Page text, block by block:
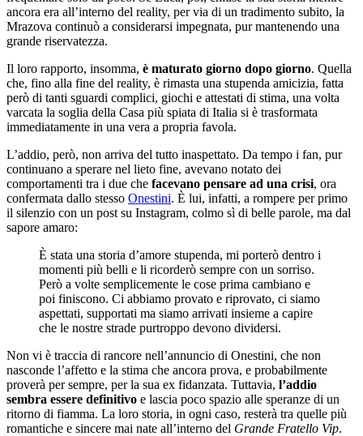
ancora era all’interno del reality, per via di un tradimento subito, la
Mrazova continuò a considerarsi impegnata, pur mantenendo una
grande riservatezza.
Il loro rapporto, insomma, è maturato giorno dopo giorno. Quella
che, fino alla fine del reality, è rimasta una stupenda amicizia, fatta
però di tanti sguardi complici, giochi e attestati di stima, una volta
varcata la soglia della Casa più spiata di Italia si è trasformata
immediatamente in una vera a propria favola.
L’addio, però, non arriva del tutto inaspettato. Da tempo i fan, pur
continuano a sperare nel lieto fine, avevano notato dei
comportamenti tra i due che facevano pensare ad una crisi, ora
confermata dallo stesso Onestini. È lui, infatti, a rompere per primo
il silenzio con un post su Instagram, colmo sì di belle parole, ma dal
sapore amaro:
È stata una storia d’amore stupenda, mi porterò dentro i
momenti più belli e li ricorderò sempre con un sorriso.
Però a volte semplicemente le cose prima cambiano e
poi finiscono. Ci abbiamo provato e riprovato, ci siamo
aspettati, supportati ma siamo arrivati insieme a capire
che le nostre strade purtroppo devono dividersi.
Non vi è traccia di rancore nell’annuncio di Onestini, che non
nasconde l’affetto e la stima che ancora prova, e probabilmente
proverà per sempre, per la sua ex fidanzata. Tuttavia, l’addio
sembra essere definitivo e lascia poco spazio alle speranze di un
ritorno di fiamma. La loro storia, in ogni caso, resterà tra quelle più
romantiche e sincere mai nate all’interno del Grande Fratello Vip.